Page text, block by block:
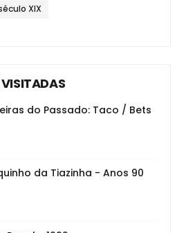
XIX
do Passado: Taco / Bets
da Tiazinha - Anos 90